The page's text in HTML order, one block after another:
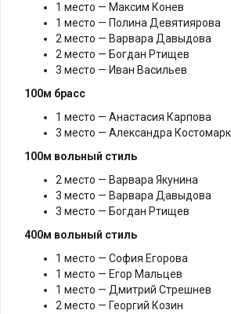
1 место — Максим Конев
1 место — Полина Девятиярова
2 место — Варвара Давыдова
2 место — Богдан Ртищев
3 место — Иван Васильев
100м брасс
1 место — Анастасия Карпова
3 место — Александра
100м вольный стиль
2 место — Варвара Якунина
3 место — Варвара Давыдова
3 место — Богдан Ртищев
400м вольный стиль
1 место — София Егорова
1 место — Егор Мальцев
1 место — Дмитрий Стрешнев
2 место — Георгий Козин